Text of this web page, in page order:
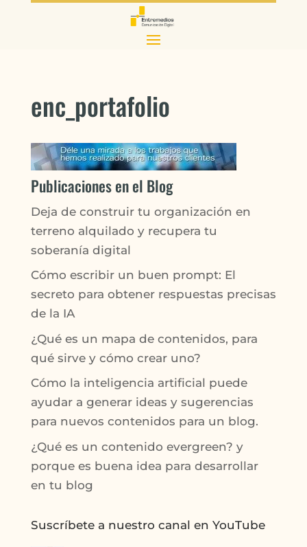
enc_portafolio
Publicaciones en el Blog
Deja de construir tu organización en
terreno alquilado y recupera tu
soberanía digital
Cómo escribir un buen prompt: El
secreto para obtener respuestas precisas
de la IA
¿Qué es un mapa de contenidos, para
qué sirve y cómo crear uno?
Cómo la inteligencia artificial puede
ayudar a generar ideas y sugerencias
para nuevos contenidos para un blog.
¿Qué es un contenido evergreen? y
porque es buena idea para desarrollar
en tu blog
Suscríbete a nuestro canal en YouTube